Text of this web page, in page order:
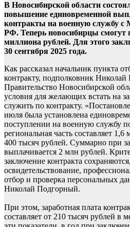
В Новосибирской области
повышение единовременной
контракты на военную службу с
РФ. Теперь новосибирцы смогут
миллиона рублей. Для этого
30 сентября 2025 года.
Как рассказал начальник пункта
контракту, подполковник
Правительство Новосибирской
условия для желающих встать на
служить по контракту.
июля была установлена
поступлении на военную службу
региональная часть составляет
400 тысяч рублей. Суммарно при
выплачивается 2 млн рублей.
заключение контракта
освидетельствование,
отбор и проверка персональных
Николай Подгорный.
При этом, заработная плата
составляет от 210 тысяч рублей в